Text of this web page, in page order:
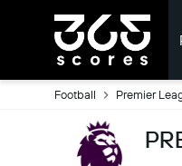
Football Premier